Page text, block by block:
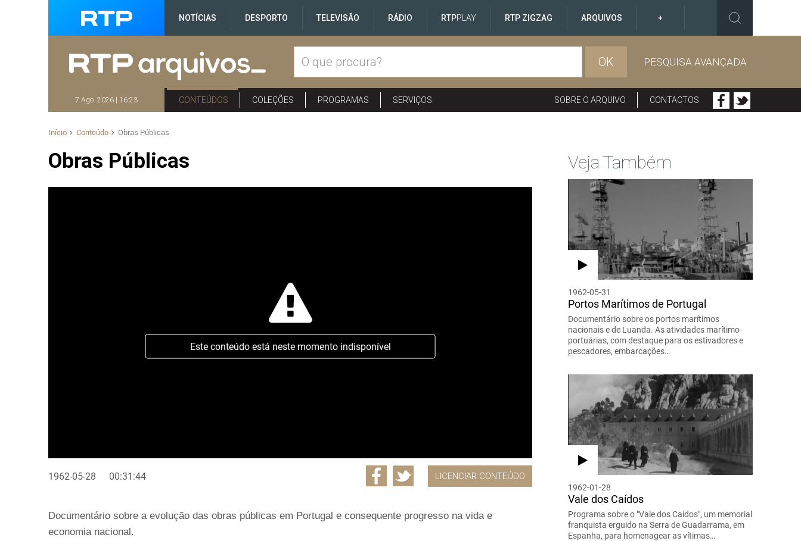
NOTÍCIAS DESPORTO TELEVISÃO RÁDIO RTPPLAY RTP ZIGZAG ARQUIVOS +
OK PESQUISA AVANÇADA
7 Ago. 2026 | 16:23 CONTEÚDOS COLEÇÕES PROGRAMAS SERVIÇOS SOBRE O ARQUIVO CONTACTOS
Início Conteúdo Obras Públicas
Obras Públicas
Este conteúdo está neste momento indisponível
1962-05-28 00:31:44 LICENCIAR CONTEÚDO
Documentário sobre a evolução das obras públicas em Portugal e consequente progresso na vida e
economia nacional.
Veja Também
1962-05-31
Portos Marítimos de Portugal
Documentário sobre os portos marítimos
nacionais e de Luanda. As atividades marítimo-
portuárias, com destaque para os estivadores e
pescadores, embarcações…
1962-01-28
Vale dos Caídos
Programa sobre o "Vale dos Caídos", um memorial
franquista erguido na Serra de Guadarrama, em
Espanha, para homenagear as vítimas…